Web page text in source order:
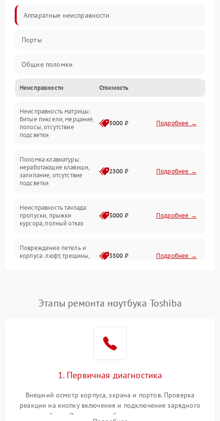
Аппаратные неисправности
Порты
Общие поломки
Устройства
Программные ошибки
Электрические и системные сбои
Интерфейсные проблемы
Батарея
Сеть и интернет
Неисправности Стоимость
Неисправность матрицы:
битые пиксели, мерцание,
полосы, отсутствие
подсветки
5000 ₽ Подробнее →
Поломка клавиатуры:
неработающие клавиши,
залипание, отсутствие
подсветки
2500 ₽ Подробнее →
Неисправность тачпада:
пропуски, прыжки
курсора, полный отказ
3000 ₽ Подробнее →
Повреждение петель и
корпуса: люфт, трещины,
3500 ₽ Подробнее →
невозможность зарядки,
2500 ₽ Подробнее →
2000 ₽
Перегрев из‑за пыли,
неисправности кулера
Выход из строя SSD или
Этапы ремонта ноутбука Toshiba
1. Первичная диагностика
Внешний осмотр корпуса, экрана и портов. Проверка
реакции на кнопку включения и подключение зарядного
устройства. Оценка потребления тока с помощью